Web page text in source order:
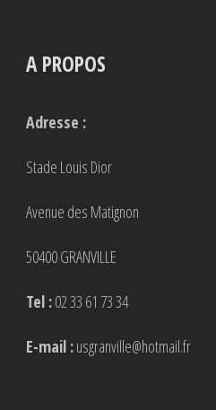
A PROPOS
Adresse :
Stade Louis Dior
Avenue des Matignon
50400 GRANVILLE
Tel :02 33 61 73 34
E-mail :usgranville@hotmail.fr